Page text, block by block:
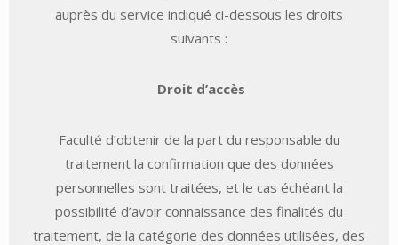
auprès du service indiqué ci-dessous les droits
suivants :
Droit d’accès
Faculté d’obtenir de la part du responsable du
traitement la confirmation que des données
personnelles sont traitées, et le cas échéant la
possibilité d’avoir connaissance des finalités du
traitement, de la catégorie des données utilisées, des